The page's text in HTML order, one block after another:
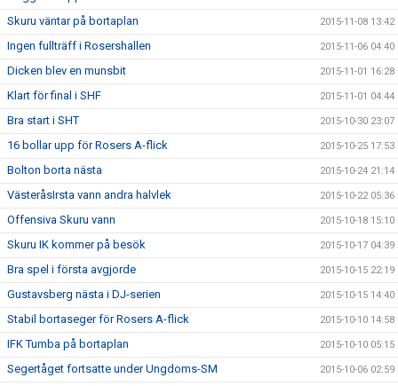
Skuru väntar på bortaplan 2015-11-08 13:42
Ingen fullträff i Rosershallen 2015-11-06 04:40
Dicken blev en munsbit 2015-11-01 16:28
Klart för final i SHF 2015-11-01 04:44
Bra start i SHT 2015-10-30 23:07
16 bollar upp för Rosers A-flick 2015-10-25 17:53
Bolton borta nästa 2015-10-24 21:14
VästeråsIrsta vann andra halvlek 2015-10-22 05:36
Offensiva Skuru vann 2015-10-18 15:10
Skuru IK kommer på besök 2015-10-17 04:39
Bra spel i första avgjorde 2015-10-15 22:19
Gustavsberg nästa i DJ-serien 2015-10-15 14:40
Stabil bortaseger för Rosers A-flick 2015-10-10 14:58
IFK Tumba på bortaplan 2015-10-10 05:15
Segertåget fortsatte under Ungdoms-SM 2015-10-06 02:59